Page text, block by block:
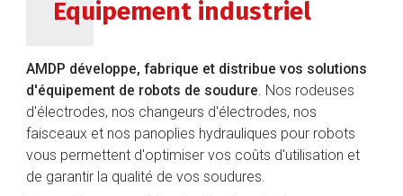
Equipement industriel
AMDP développe, fabrique et distribue vos solutions
d'équipement de robots de soudure. Nos rodeuses
d'électrodes, nos changeurs d'électrodes, nos
faisceaux et nos panoplies hydrauliques pour robots
vous permettent d'optimiser vos coûts d'utilisation et
de garantir la qualité de vos soudures.